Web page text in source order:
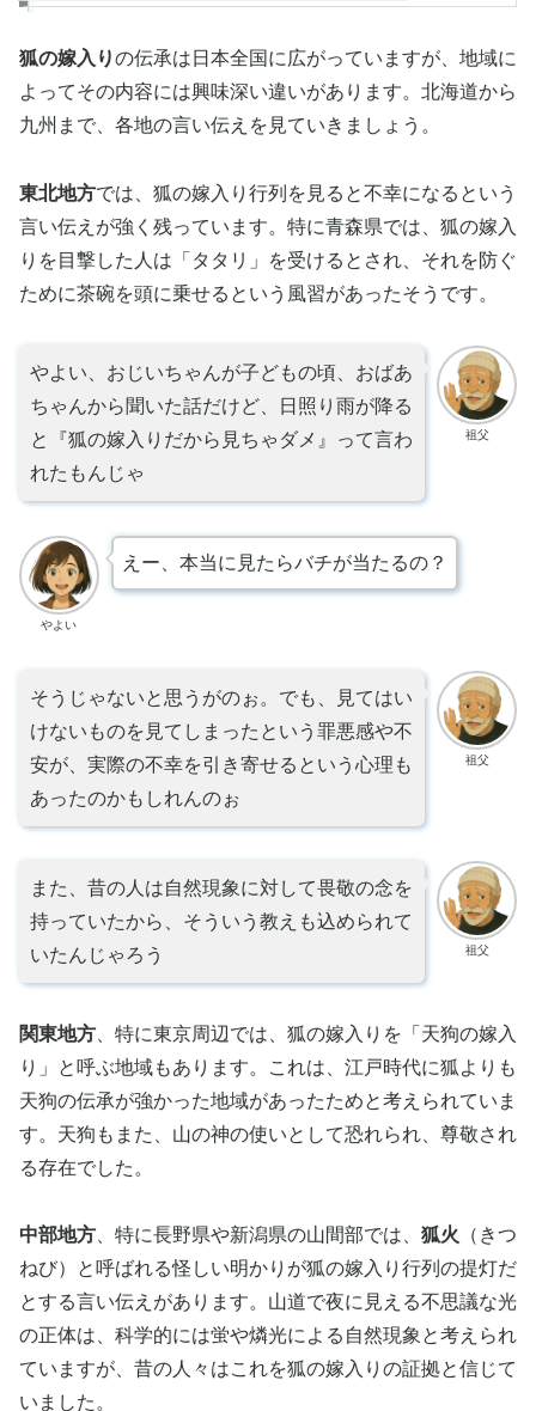
狐の嫁入りの伝承は日本全国に広がっていますが、地域に
よってその内容には興味深い違いがあります。北海道から
九州まで、各地の言い伝えを見ていきましょう。
東北地方では、狐の嫁入り行列を見ると不幸になるという
言い伝えが強く残っています。特に青森県では、狐の嫁入
りを目撃した人は「タタリ」を受けるとされ、それを防ぐ
ために茶碗を頭に乗せるという風習があったそうです。
祖父
やよい、おじいちゃんが子どもの頃、おばあ
ちゃんから聞いた話だけど、日照り雨が降る
と『狐の嫁入りだから見ちゃダメ』って言わ
れたもんじゃ
やよい
えー、本当に見たらバチが当たるの？
祖父
そうじゃないと思うがのぉ。でも、見てはい
けないものを見てしまったという罪悪感や不
安が、実際の不幸を引き寄せるという心理も
あったのかもしれんのぉ
祖父
また、昔の人は自然現象に対して畏敬の念を
持っていたから、そういう教えも込められて
いたんじゃろう
関東地方 、特に東京周辺では、狐の嫁入りを「天狗の嫁入
り」と呼ぶ地域もあります。これは、江戸時代に狐よりも
天狗の伝承が強かった地域があったためと考えられていま
す。天狗もまた、山の神の使いとして恐れられ、尊敬され
る存在でした。
中部地方 、特に長野県や新潟県の山間部では、 狐火 （きつ
ねび）と呼ばれる怪しい明かりが狐の嫁入り行列の提灯だ
とする言い伝えがあります。山道で夜に見える不思議な光
の正体は、科学的には蛍や燐光による自然現象と考えられ
ていますが、昔の人々はこれを狐の嫁入りの証拠と信じて
いました。